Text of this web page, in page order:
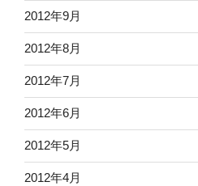
2012年9月
2012年8月
2012年7月
2012年6月
2012年5月
2012年4月